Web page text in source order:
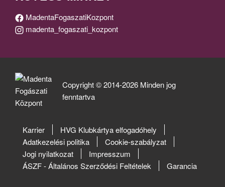
MadentaFogaszatiKozpont
madenta_fogaszati_kozpont
Copyright © 2014-2026 Minden jog
fenntartva
Karrier
HVG Klubkártya elfogadóhely
Adatkezelési politika
Cookie-szabályzat
Jogi nyilatkozat
Impresszum
ÁSZF - Általános Szerződési Feltételek
Garancia